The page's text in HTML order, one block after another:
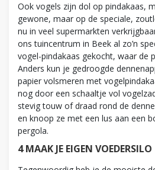
Ook vogels zijn dol op pindakaas,
gewone, maar op de speciale,
nu in veel supermarkten
ons tuincentrum in Beek al zo’n
vogel-pindakaas gekocht, waar de
Anders kun je gedroogde
papier volsmeren met
nog door een schaaltje vol
stevig touw of draad rond de
en knoop ze met een lus aan een
pergola.
4 MAAK JE EIGEN VOEDERSILO